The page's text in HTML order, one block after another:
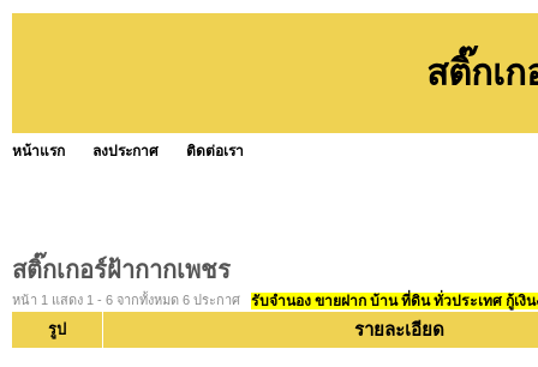
สติ๊กเก
หน้าแรก ลงประกาศ ติดต่อเรา
สติ๊กเกอร์ฝ้ากากเพชร
หน้า 1 แสดง 1 - 6 จากทั้งหมด 6 ประกาศ รับจำนอง ขายฝาก บ้าน ที่ดิน ทั่วประเทศ กู้เงิ
รูป รายละเอียด